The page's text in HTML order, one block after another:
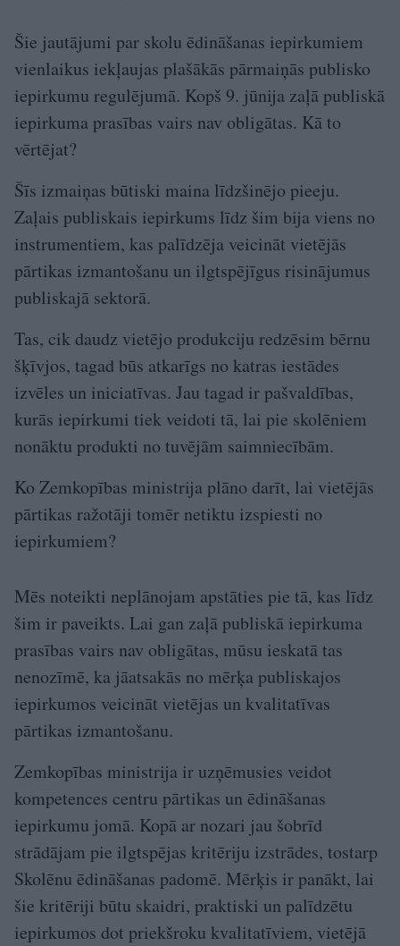
Šie jautājumi par skolu ēdināšanas iepirkumiem
vienlaikus iekļaujas plašākās pārmaiņās publisko
iepirkumu regulējumā. Kopš 9. jūnija zaļā publiskā
iepirkuma prasības vairs nav obligātas. Kā to
vērtējat?
Šīs izmaiņas būtiski maina līdzšinējo pieeju.
Zaļais publiskais iepirkums līdz šim bija viens no
instrumentiem, kas palīdzēja veicināt vietējās
pārtikas izmantošanu un ilgtspējīgus risinājumus
publiskajā sektorā.
Tas, cik daudz vietējo produkciju redzēsim bērnu
šķīvjos, tagad būs atkarīgs no katras iestādes
izvēles un iniciatīvas. Jau tagad ir pašvaldības,
kurās iepirkumi tiek veidoti tā, lai pie skolēniem
nonāktu produkti no tuvējām saimniecībām.
Ko Zemkopības ministrija plāno darīt, lai vietējās
pārtikas ražotāji tomēr netiktu izspiesti no
iepirkumiem?
Mēs noteikti neplānojam apstāties pie tā, kas līdz
šim ir paveikts. Lai gan zaļā publiskā iepirkuma
prasības vairs nav obligātas, mūsu ieskatā tas
nenozīmē, ka jāatsakās no mērķa publiskajos
iepirkumos veicināt vietējas un kvalitatīvas
pārtikas izmantošanu.
Zemkopības ministrija ir uzņēmusies veidot
kompetences centru pārtikas un ēdināšanas
iepirkumu jomā. Kopā ar nozari jau šobrīd
strādājam pie ilgtspējas kritēriju izstrādes, tostarp
Skolēnu ēdināšanas padomē. Mērķis ir panākt, lai
šie kritēriji būtu skaidri, praktiski un palīdzētu
iepirkumos dot priekšroku kvalitatīviem, vietējā